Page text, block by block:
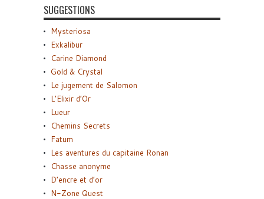
SUGGESTIONS
Mysteriosa
Exkalibur
Carine Diamond
Gold & Crystal
Le jugement de Salomon
L’Elixir d’Or
Lueur
Chemins Secrets
Fatum
Les aventures du capitaine Ronan
Chasse anonyme
D’encre et d’or
N-Zone Quest